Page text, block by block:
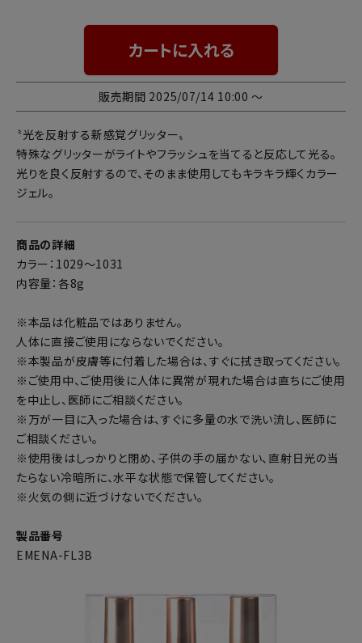
カートに入れる
販売期間 2025/07/14 10:00 〜
〝光を反射する新感覚グリッター〟
特殊なグリッターがライトやフラッシュを当てると反応して光る。
光りを良く反射するので、そのまま使用してもキラキラ輝くカラー
ジェル。
商品の詳細
カラー：1029～1031
内容量：各8g
※本品は化粧品ではありません。
人体に直接ご使用にならないでください。
※本製品が皮膚等に付着した場合は、すぐに拭き取ってください。
※ご使用中、ご使用後に人体に異常が現れた場合は直ちにご使用
を中止し、医師にご相談ください。
※万が一目に入った場合は、すぐに多量の水で洗い流し、医師に
ご相談ください。
※使用後はしっかりと閉め、子供の手の届かない、直射日光の当
たらない冷暗所に、水平な状態で保管してください。
※火気の側に近づけないでください。
製品番号
EMENA-FL3B